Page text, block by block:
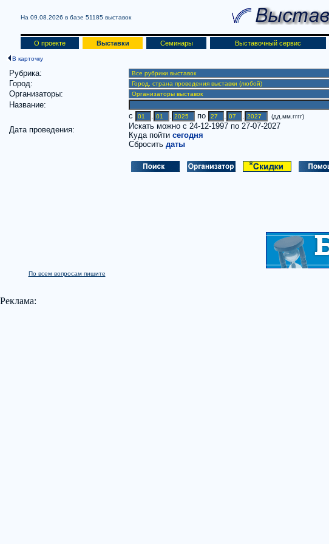
На 09.08.2026 в базе 51185 выставок
О проекте Выставки Семинары Выставочный сервис
В карточку
Рубрика:
Город:
Организаторы:
Название:
Дата проведения:
c . . по . . (дд.мм.гггг)
Искать можно с 24-12-1997 по 27-07-2027
Куда пойти сегодня
Сбросить даты
По всем вопросам пишите
Реклама: